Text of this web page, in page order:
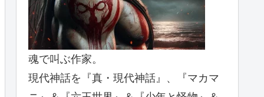
魂で叫ぶ作家。
現代神話を『真・現代神話』、『マカマ